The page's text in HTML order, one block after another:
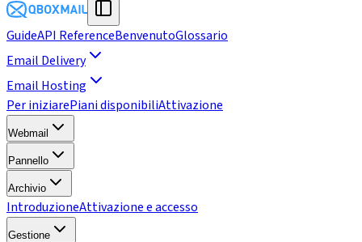
GuideAPI ReferenceBenvenutoGlossario
Email Delivery
Email Hosting
Per iniziarePiani disponibiliAttivazione
Webmail
Pannello
Archivio
IntroduzioneAttivazione e accesso
Gestione